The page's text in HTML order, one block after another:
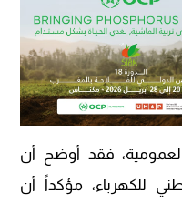
فقد أوضح أن
للكهرباء، مؤكداً أن